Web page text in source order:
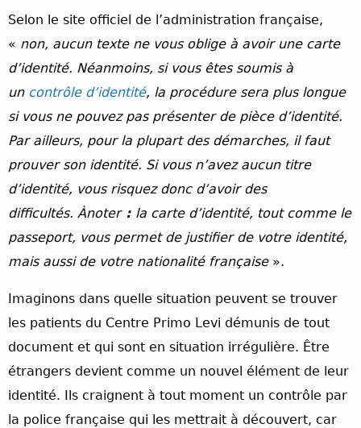
Selon le site officiel de l’administration française,
« non, aucun texte ne vous oblige à avoir une carte
d’identité. Néanmoins, si vous êtes soumis à
un contrôle d’identité, la procédure sera plus longue
si vous ne pouvez pas présenter de pièce d’identité.
Par ailleurs, pour la plupart des démarches, il faut
prouver son identité. Si vous n’avez aucun titre
d’identité, vous risquez donc d’avoir des
difficultés. Ànoter: la carte d’identité, tout comme le
passeport, vous permet de justifier de votre identité,
mais aussi de votre nationalité française ».
Imaginons dans quelle situation peuvent se trouver
les patients du Centre Primo Levi démunis de tout
document et qui sont en situation irrégulière. Être
étrangers devient comme un nouvel élément de leur
identité. Ils craignent à tout moment un contrôle par
la police française qui les mettrait à découvert, car